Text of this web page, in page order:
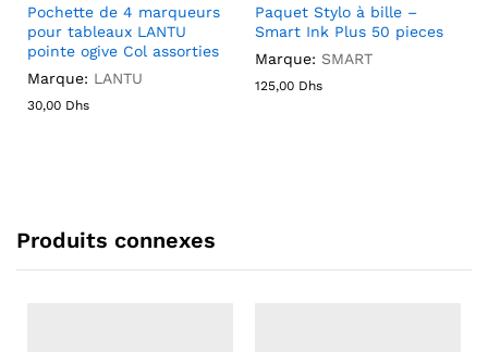
Pochette de 4 marqueurs
pour tableaux LANTU
pointe ogive Col assorties
Marque: LANTU
30,00 Dhs
Paquet Stylo à bille –
Smart Ink Plus 50 pieces
Marque: SMART
125,00 Dhs
Produits connexes